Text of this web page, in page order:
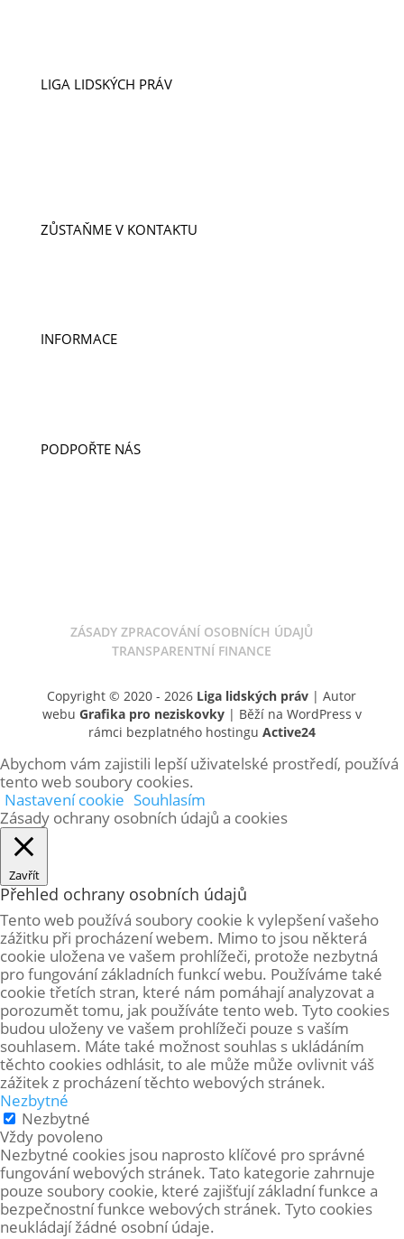
LIGA LIDSKÝCH PRÁV
ZŮSTAŇME V KONTAKTU
INFORMACE
PODPOŘTE NÁS
ZÁSADY ZPRACOVÁNÍ OSOBNÍCH ÚDAJŮ
TRANSPARENTNÍ FINANCE
Copyright © 2020 - 2026 Liga lidských práv | Autor
webu Grafika pro neziskovky| Běží na WordPress v
rámci bezplatného hostingu Active24
Abychom vám zajistili lepší uživatelské prostředí, používá
tento web soubory cookies.
Nastavení cookie Souhlasím
Zásady ochrany osobních údajů a cookies
Zavřít
Přehled ochrany osobních údajů
Tento web používá soubory cookie k vylepšení vašeho
zážitku při procházení webem. Mimo to jsou některá
cookie uložena ve vašem prohlížeči, protože nezbytná
pro fungování základních funkcí webu. Používáme také
cookie třetích stran, které nám pomáhají analyzovat a
porozumět tomu, jak používáte tento web. Tyto cookies
budou uloženy ve vašem prohlížeči pouze s vaším
souhlasem. Máte také možnost souhlas s ukládáním
těchto cookies odhlásit, to ale může může ovlivnit váš
zážitek z procházení těchto webových stránek.
Nezbytné
Nezbytné
Vždy povoleno
Nezbytné cookies jsou naprosto klíčové pro správné
fungování webových stránek. Tato kategorie zahrnuje
pouze soubory cookie, které zajišťují základní funkce a
bezpečnostní funkce webových stránek. Tyto cookies
neukládají žádné osobní údaje.